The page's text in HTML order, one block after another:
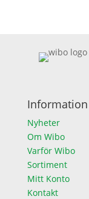
Information
Nyheter
Om Wibo
Varför Wibo
Sortiment
Mitt Konto
Kontakt